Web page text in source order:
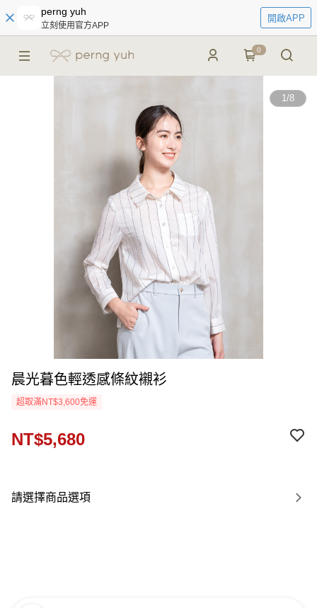
perng yuh
立刻使用官方APP
開啟APP
0
1/8
晨光暮色輕透感條紋襯衫
超取滿NT$3,600免運
NT$5,680
請選擇商品選項